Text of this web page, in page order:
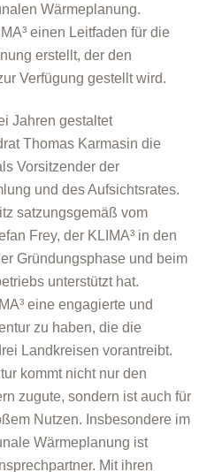
Wärmeplanung.
einen Leitfaden für die
erstellt, der den
Verfügung gestellt wird.
Jahren gestaltet
Thomas Karmasin die
Vorsitzender der
und des Aufsichtsrates.
satzungsgemäß vom
Frey, der KLIMA³ in den
Gründungsphase und beim
unterstützt hat.
eine engagierte und
zu haben, die die
Landkreisen vorantreibt.
kommt nicht nur den
zugute, sondern ist auch für
Nutzen. Insbesondere im
Wärmeplanung ist
Mit ihren